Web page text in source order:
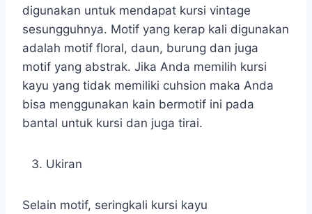
digunakan untuk mendapat kursi vintage
sesungguhnya. Motif yang kerap kali digunakan
adalah motif floral, daun, burung dan juga
motif yang abstrak. Jika Anda memilih kursi
kayu yang tidak memiliki cuhsion maka Anda
bisa menggunakan kain bermotif ini pada
bantal untuk kursi dan juga tirai.
Ukiran
Selain motif, seringkali kursi kayu